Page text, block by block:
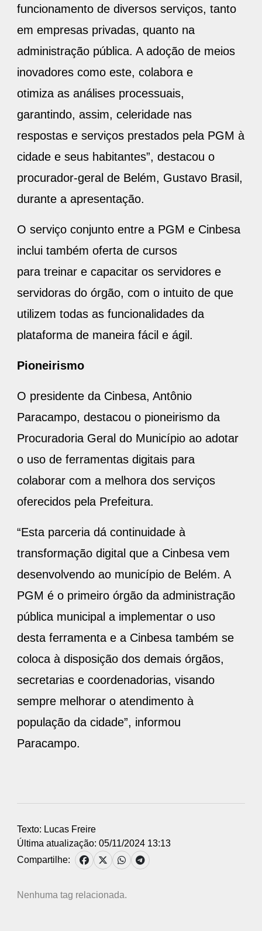
funcionamento de diversos serviços, tanto
em empresas privadas, quanto na
administração pública. A adoção de meios
inovadores como este, colabora e
otimiza as análises processuais,
garantindo, assim, celeridade nas
respostas e serviços prestados pela PGM à
cidade e seus habitantes”, destacou o
procurador-geral de Belém, Gustavo Brasil,
durante a apresentação.
O serviço conjunto entre a PGM e Cinbesa
inclui também oferta de cursos
para treinar e capacitar os servidores e
servidoras do órgão, com o intuito de que
utilizem todas as funcionalidades da
plataforma de maneira fácil e ágil.
Pioneirismo
O presidente da Cinbesa, Antônio
Paracampo, destacou o pioneirismo da
Procuradoria Geral do Município ao adotar
o uso de ferramentas digitais para
colaborar com a melhora dos serviços
oferecidos pela Prefeitura.
“Esta parceria dá continuidade à
transformação digital que a Cinbesa vem
desenvolvendo ao município de Belém. A
PGM é o primeiro órgão da administração
pública municipal a implementar o uso
desta ferramenta e a Cinbesa também se
coloca à disposição dos demais órgãos,
secretarias e coordenadorias, visando
sempre melhorar o atendimento à
população da cidade”, informou
Paracampo.
Texto: Lucas Freire
Última atualização: 05/11/2024 13:13
Compartilhe:
Nenhuma tag relacionada.